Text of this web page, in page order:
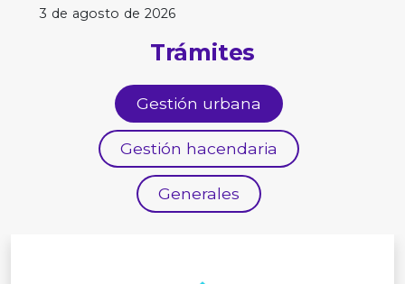
3 de agosto de 2026
Trámites
Gestión urbana
Gestión hacendaria
Generales